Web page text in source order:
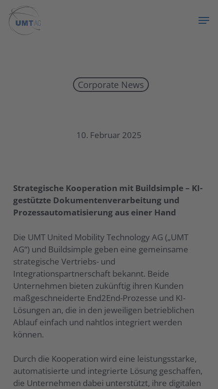
main
Corporate News
10. Februar 2025
Strategische Kooperation mit Buildsimple – KI-
gestützte Dokumentenverarbeitung und
Prozessautomatisierung aus einer Hand
Die UMT United Mobility Technology AG („UMT
AG“) und Buildsimple geben eine gemeinsame
strategische Vertriebs- und
Integrationspartnerschaft bekannt. Beide
Unternehmen bieten zukünftig ihren Kunden
maßgeschneiderte End2End-Prozesse und KI-
Lösungen an, die in den jeweiligen betrieblichen
Ablauf einfach und nahtlos integriert werden
können.
Durch die Kooperation wird eine leistungsstarke,
automatisierte und integrierte Lösung geschaffen,
die Unternehmen dabei unterstützt, ihre digitalen